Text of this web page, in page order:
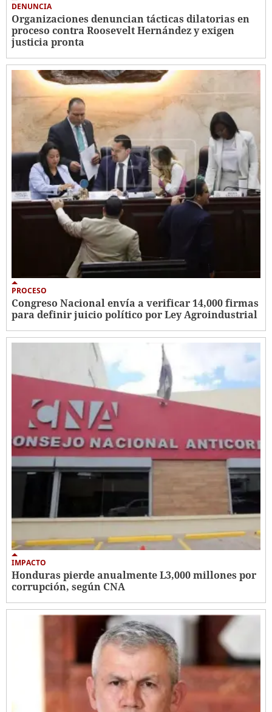
DENUNCIA
Organizaciones denuncian tácticas dilatorias en
proceso contra Roosevelt Hernández y exigen
justicia pronta
PROCESO
Congreso Nacional envía a verificar 14,000 firmas
para definir juicio político por Ley Agroindustrial
IMPACTO
Honduras pierde anualmente L3,000 millones por
corrupción, según CNA